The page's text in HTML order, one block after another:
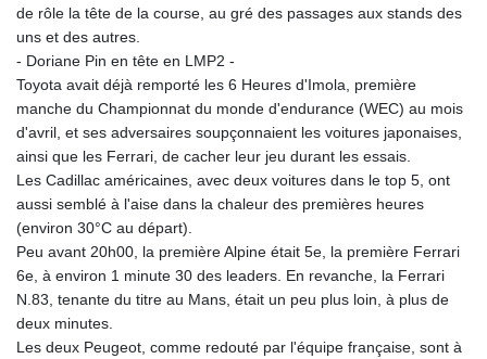
de rôle la tête de la course, au gré des passages aux stands des
uns et des autres.
- Doriane Pin en tête en LMP2 -
Toyota avait déjà remporté les 6 Heures d'Imola, première
manche du Championnat du monde d'endurance (WEC) au mois
d'avril, et ses adversaires soupçonnaient les voitures japonaises,
ainsi que les Ferrari, de cacher leur jeu durant les essais.
Les Cadillac américaines, avec deux voitures dans le top 5, ont
aussi semblé à l'aise dans la chaleur des premières heures
(environ 30°C au départ).
Peu avant 20h00, la première Alpine était 5e, la première Ferrari
6e, à environ 1 minute 30 des leaders. En revanche, la Ferrari
N.83, tenante du titre au Mans, était un peu plus loin, à plus de
deux minutes.
Les deux Peugeot, comme redouté par l'équipe française, sont à